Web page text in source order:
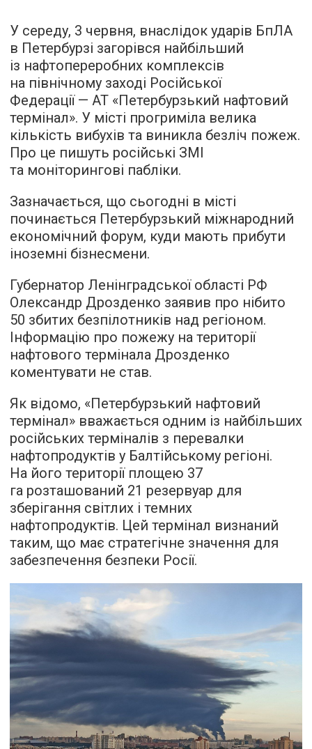
У середу, 3 червня, внаслідок ударів БпЛА
в Петербурзі загорівся найбільший
із нафтопереробних комплексів
на північному заході Російської
Федерації — АТ «Петербурзький нафтовий
термінал». У місті прогриміла велика
кількість вибухів та виникла безліч пожеж.
Про це пишуть російські ЗМІ
та моніторингові пабліки.
Зазначається, що сьогодні в місті
починається Петербурзький міжнародний
економічний форум, куди мають прибути
іноземні бізнесмени.
Губернатор Ленінградської області РФ
Олександр Дрозденко заявив про нібито
50 збитих безпілотників над регіоном.
Інформацію про пожежу на території
нафтового термінала Дрозденко
коментувати не став.
Як відомо, «Петербурзький нафтовий
термінал» вважається одним із найбільших
російських терміналів з перевалки
нафтопродуктів у Балтійському регіоні.
На його території площею 37
га розташований 21 резервуар для
зберігання світлих і темних
нафтопродуктів. Цей термінал визнаний
таким, що має стратегічне значення для
забезпечення безпеки Росії.